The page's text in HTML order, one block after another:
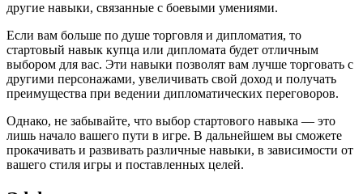
другие навыки, связанные с боевыми умениями.
Если вам больше по душе торговля и дипломатия, то
стартовый навык купца или дипломата будет отличным
выбором для вас. Эти навыки позволят вам лучше торговать с
другими персонажами, увеличивать свой доход и получать
преимущества при ведении дипломатических переговоров.
Однако, не забывайте, что выбор стартового навыка — это
лишь начало вашего пути в игре. В дальнейшем вы сможете
прокачивать и развивать различные навыки, в зависимости от
вашего стиля игры и поставленных целей.